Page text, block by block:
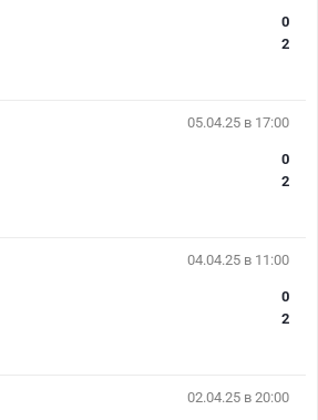
0
2
05.04.25 в 17:00
0
2
04.04.25 в 11:00
0
2
02.04.25 в 20:00